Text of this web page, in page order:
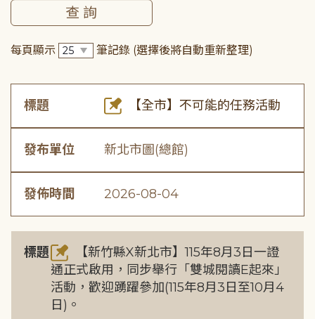
每頁顯示 筆記錄 (選擇後將自動重新整理)
標題 【全市】不可能的任務活動
發布單位 新北市圖(總館)
發佈時間 2026-08-04
標題
【新竹縣X新北市】115年8月3日一證
通正式啟用，同步舉行「雙城閱讀E起來」
活動，歡迎踴躍參加(115年8月3日至10月4
日)。